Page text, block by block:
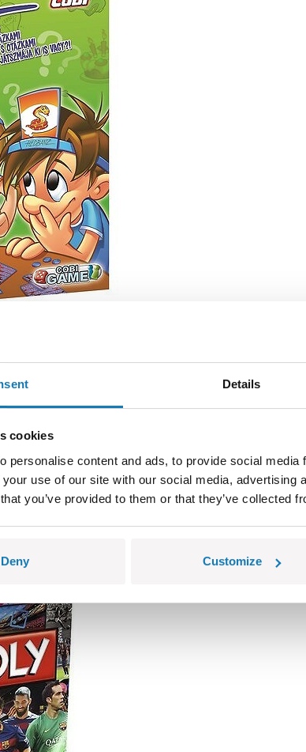
Details
cookies
personalise content and ads, to provide social
your use of our site with our social media, advertising
you’ve provided to them or that they’ve collected
Deny Customize
się gry zręcznościowe typu Pająk Gubinoga
Monopolu, kupując nowe terytoria i